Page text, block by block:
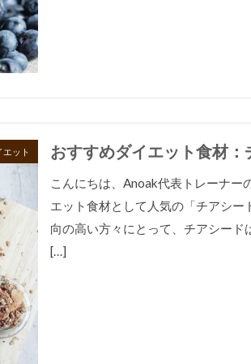
エット おすすめダイエット食材：
こんにちは、Anoak代表トレーナー
エット食材として人気の「チアシ
向の高い方々にとって、チアシー
[…]